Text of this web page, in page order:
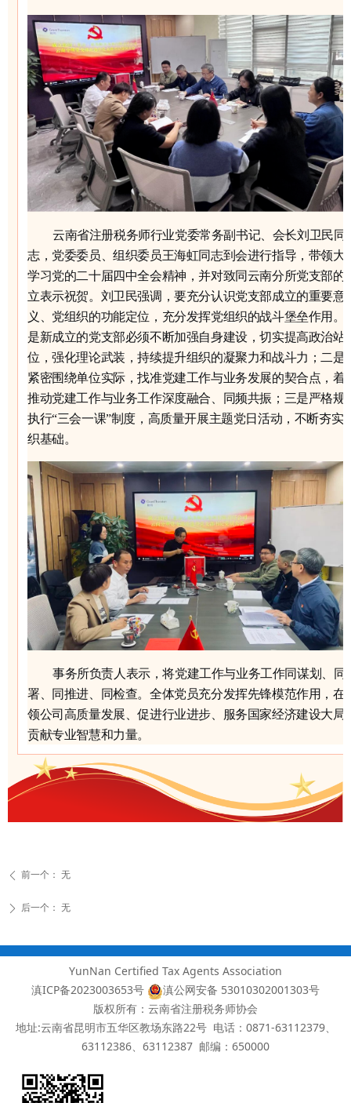
云南省注册税务师行业党委常务副书记、会长刘卫民同
志，党委委员、组织委员王海虹同志到会进行指导，带领大
学习党的二十届四中全会精神，并对致同云南分所党支部的
立表示祝贺。刘卫民强调，要充分认识党支部成立的重要意
义、党组织的功能定位，充分发挥党组织的战斗堡垒作用。
是新成立的党支部必须不断加强自身建设，切实提高政治站
位，强化理论武装，持续提升组织的凝聚力和战斗力；二是
紧密围绕单位实际，找准党建工作与业务发展的契合点，着
推动党建工作与业务工作深度融合、同频共振；三是严格规
执行“三会一课”制度，高质量开展主题党日活动，不断夯实
织基础。
事务所负责人表示，将党建工作与业务工作同谋划、同
署、同推进、同检查。全体党员充分发挥先锋模范作用，在
领公司高质量发展、促进行业进步、服务国家经济建设大局
贡献专业智慧和力量。
ꄴ 前一个： 无
ꄲ 后一个： 无
YunNan Certified Tax Agents Association
滇ICP备2023003653号
滇公网安备 53010302001303号
版权所有：云南省注册税务师协会
地址:云南省昆明市五华区教场东路22号 电话：0871-63112379、
63112386、63112387 邮编：650000